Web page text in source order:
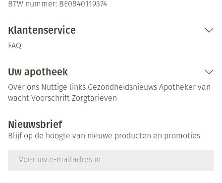
BTW nummer: BE0840119374
Klantenservice
FAQ
Uw apotheek
Over ons Nuttige links Gezondheidsnieuws Apotheker van
wacht Voorschrift Zorgtarieven
Nieuwsbrief
Blijf op de hoogte van nieuwe producten en promoties